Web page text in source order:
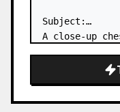
Subject:
A close-up
leaning
smiling with